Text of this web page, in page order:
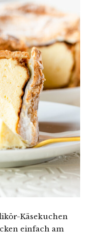
Käsekuchen
einfach am